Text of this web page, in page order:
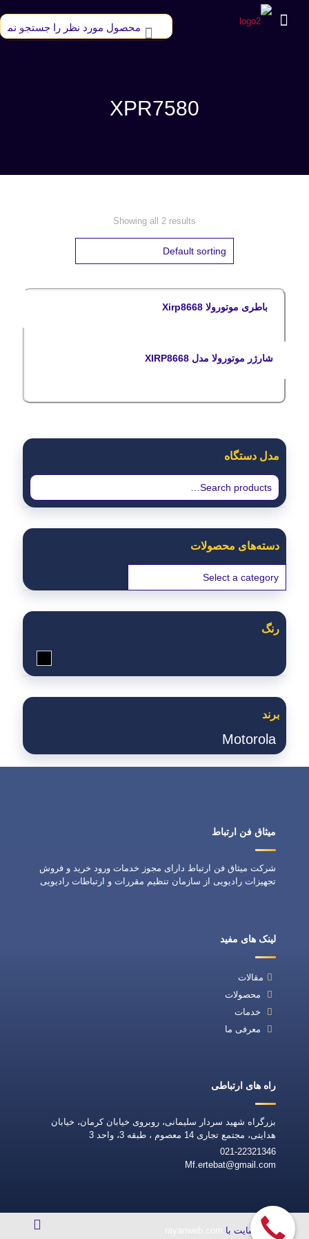
XPR7580
Showing all 2 results
باطری موتورولا Xirp8668
شارژر موتورولا مدل XIRP8668
مدل دستگاه
دسته‌های محصولات
رنگ
برند
Motorola
میثاق فن ارتباط
شرکت میثاق فن ارتباط دارای مجوز خدمات ورود خرید و فروش
تجهیزات رادیویی از سازمان تنظیم مقررات و ارتباطات رادیویی
لینک های مفید
مقالات
محصولات
خدمات
معرفی ما
راه های ارتباطی
بزرگراه شهید سردار سلیمانی، روبروی خیابان کرمان، خیابان
هدایتی، مجتمع تجاری 14 معصوم ، طبقه 3، واحد 3
021-22321346
Mf.ertebat@gmail.com
طراحی سایت با rayanweb.com